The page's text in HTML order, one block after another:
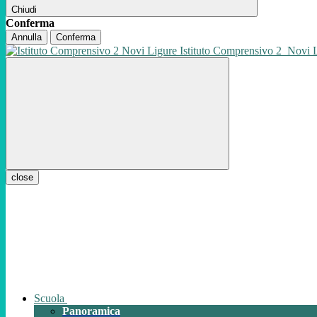
Chiudi
Conferma
Annulla Conferma
Istituto Comprensivo 2 Novi
close
Scuola
Panoramica